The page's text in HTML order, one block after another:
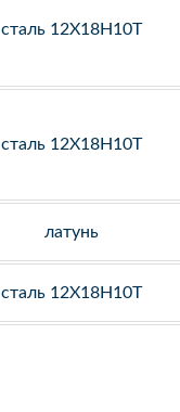
сталь 12Х18Н10Т
сталь 12Х18Н10Т
латунь
сталь 12Х18Н10Т